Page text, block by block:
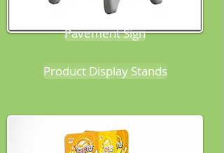
Pavement Sign
Product Display Stands